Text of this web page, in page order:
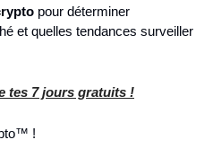
pour déterminer
et quelles tendances surveiller
tes 7 jours gratuits !
!